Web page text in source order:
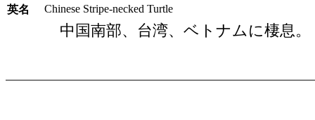
英名 Chinese Stripe-necked Turtle
中国南部、台湾、ベトナムに棲息。